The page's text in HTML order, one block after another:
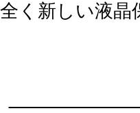
全く新しい液晶